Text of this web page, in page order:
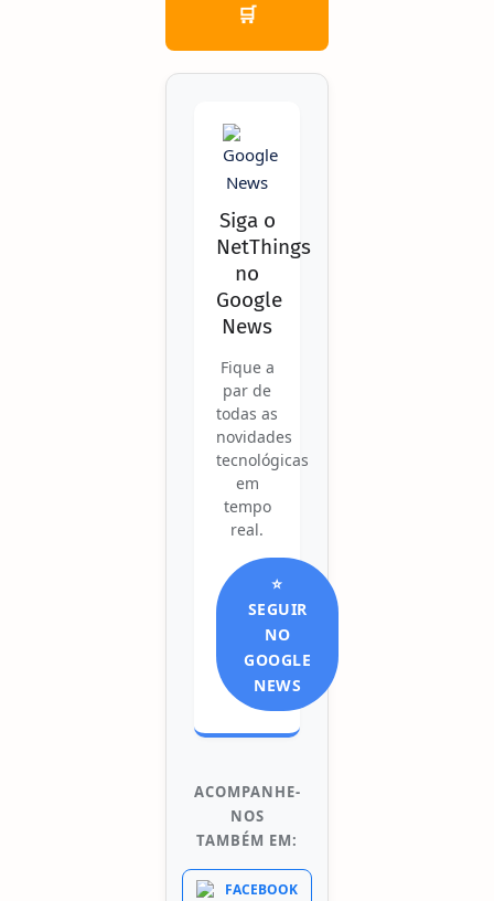
🛒
Siga o
NetThings
no
Google
News
Fique a
par de
todas as
novidades
tecnológicas
em
tempo
real.
⭐
SEGUIR
NO
GOOGLE
NEWS
ACOMPANHE-
NOS
TAMBÉM EM:
FACEBOOK